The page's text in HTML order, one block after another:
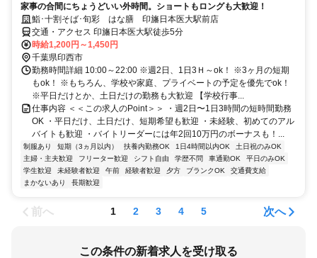
家事の合間にちょうどいい外時間。ショートもロングも大歓迎！
鮨･十割そば･旬彩 はな膳 印旛日本医大駅前店
交通・アクセス 印旛日本医大駅徒歩5分
時給1,200円～1,450円
千葉県印西市
勤務時間詳細 10:00～22:00 ※週2日、1日3Ｈ～ok！ ※3ヶ月の短期
もok！ ※もちろん、学校や家庭、プライベートの予定を優先でok！
※平日だけとか、土日だけの勤務も大歓迎 【学校行事...
仕事内容 ＜＜この求人のPoint＞＞ ・週2日〜1日3時間の短時間勤務
OK ・平日だけ、土日だけ、短期希望も歓迎 ・未経験、初めてのアル
バイトも歓迎 ・バイトリーダーには年2回10万円のボーナスも！...
制服あり 短期（3ヵ月以内） 扶養内勤務OK 1日4時間以内OK
土日祝のみOK
主婦・主夫歓迎
フリーター歓迎 シフト自由 学歴不問 車通勤OK
平日のみOK
学生歓迎
未経験者歓迎 午前 経験者歓迎 夕方 ブランクOK
交通費支給
まかないあり
長期歓迎
前へ 1 2 3 4 5 次へ
この条件の新着求人を受け取る